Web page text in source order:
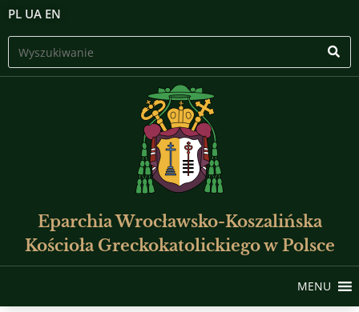
PL UA EN
Eparchia Wrocławsko-Koszalińska
Kościoła Greckokatolickiego w Polsce
MENU